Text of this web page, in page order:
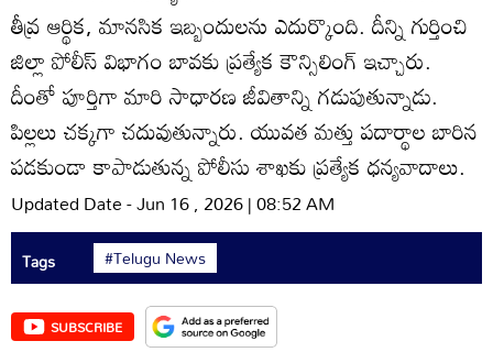
తీవ్ర ఆర్థిక, మానసిక ఇబ్బందులను ఎదుర్కొంది. దీన్ని గుర్తించి
జిల్లా పోలీస్‌ విభాగం బావకు ప్రత్యేక కౌన్సిలింగ్‌ ఇచ్చారు.
దీంతో పూర్తిగా మారి సాధారణ జీవితాన్ని గడుపుతున్నాడు.
పిల్లలు చక్కగా చదువుతున్నారు. యువత మత్తు పదార్థాల బారిన
పడకుండా కాపాడుతున్న పోలీసు శాఖకు ప్రత్యేక ధన్యవాదాలు.
Updated Date - Jun 16 , 2026 | 08:52 AM
Tags #Telugu News
SUBSCRIBE